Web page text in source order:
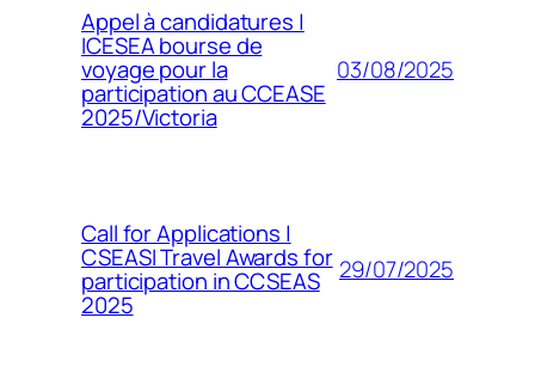
Appel à candidatures |
ICESEA bourse de
voyage pour la
participation au CCEASE
2025/Victoria
03/08/2025
Call for Applications |
CSEASI Travel Awards for
participation in CCSEAS
2025
29/07/2025